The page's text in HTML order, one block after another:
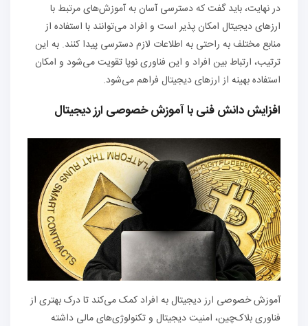
در نهایت، باید گفت که دسترسی آسان به آموزش‌های مرتبط با
ارزهای دیجیتال امکان پذیر است و افراد می‌توانند با استفاده از
منابع مختلف به راحتی به اطلاعات لازم دسترسی پیدا کنند. به این
ترتیب، ارتباط بین افراد و این فناوری نوپا تقویت می‌شود و امکان
استفاده بهینه از ارزهای دیجیتال فراهم می‌شود.
افزایش دانش فنی با آموزش خصوصی ارز دیجیتال
آموزش خصوصی ارز دیجیتال به افراد کمک می‌کند تا درک بهتری از
فناوری بلاک‌چین، امنیت دیجیتال و تکنولوژی‌های مالی داشته